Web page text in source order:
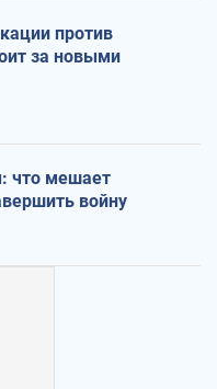
против
за новыми
что мешает
войну